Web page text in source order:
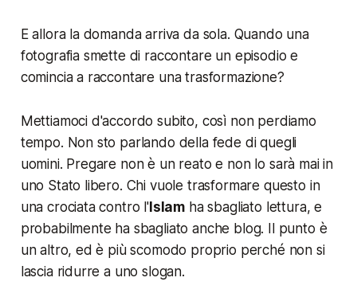
E allora la domanda arriva da sola. Quando una
fotografia smette di raccontare un episodio e
comincia a raccontare una trasformazione?
Mettiamoci d'accordo subito, così non perdiamo
tempo. Non sto parlando della fede di quegli
uomini. Pregare non è un reato e non lo sarà mai in
uno Stato libero. Chi vuole trasformare questo in
una crociata contro l'Islam ha sbagliato lettura, e
probabilmente ha sbagliato anche blog. Il punto è
un altro, ed è più scomodo proprio perché non si
lascia ridurre a uno slogan.